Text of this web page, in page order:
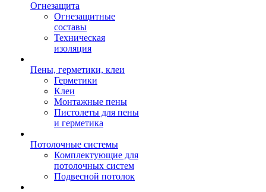
Огнезащита
Огнезащитные
составы
Техническая
изоляция
Пены, герметики, клеи
Герметики
Клеи
Монтажные пены
Пистолеты для пены
и герметика
Потолочные системы
Комплектующие для
потолочных систем
Подвесной потолок